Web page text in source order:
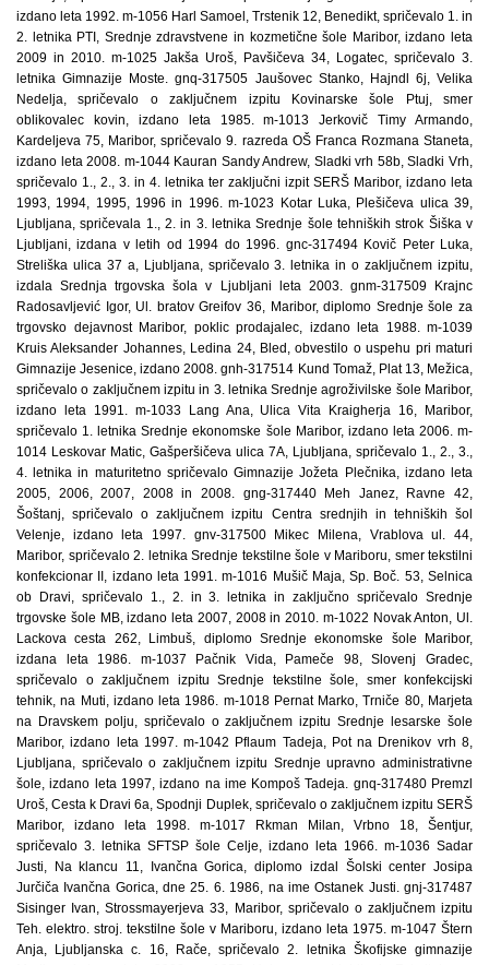
izdano leta 1992. m-1056 Harl Samoel, Trstenik 12, Benedikt, spričevalo 1. in
2. letnika PTI, Srednje zdravstvene in kozmetične šole Maribor, izdano leta
2009 in 2010. m-1025 Jakša Uroš, Pavšičeva 34, Logatec, spričevalo 3.
letnika Gimnazije Moste. gnq-317505 Jaušovec Stanko, Hajndl 6j, Velika
Nedelja, spričevalo o zaključnem izpitu Kovinarske šole Ptuj, smer
oblikovalec kovin, izdano leta 1985. m-1013 Jerkovič Timy Armando,
Kardeljeva 75, Maribor, spričevalo 9. razreda OŠ Franca Rozmana Staneta,
izdano leta 2008. m-1044 Kauran Sandy Andrew, Sladki vrh 58b, Sladki Vrh,
spričevalo 1., 2., 3. in 4. letnika ter zaključni izpit SERŠ Maribor, izdano leta
1993, 1994, 1995, 1996 in 1996. m-1023 Kotar Luka, Plešičeva ulica 39,
Ljubljana, spričevala 1., 2. in 3. letnika Srednje šole tehniških strok Šiška v
Ljubljani, izdana v letih od 1994 do 1996. gnc-317494 Kovič Peter Luka,
Streliška ulica 37 a, Ljubljana, spričevalo 3. letnika in o zaključnem izpitu,
izdala Srednja trgovska šola v Ljubljani leta 2003. gnm-317509 Krajnc
Radosavljević Igor, Ul. bratov Greifov 36, Maribor, diplomo Srednje šole za
trgovsko dejavnost Maribor, poklic prodajalec, izdano leta 1988. m-1039
Kruis Aleksander Johannes, Ledina 24, Bled, obvestilo o uspehu pri maturi
Gimnazije Jesenice, izdano 2008. gnh-317514 Kund Tomaž, Plat 13, Mežica,
spričevalo o zaključnem izpitu in 3. letnika Srednje agroživilske šole Maribor,
izdano leta 1991. m-1033 Lang Ana, Ulica Vita Kraigherja 16, Maribor,
spričevalo 1. letnika Srednje ekonomske šole Maribor, izdano leta 2006. m-
1014 Leskovar Matic, Gašperšičeva ulica 7A, Ljubljana, spričevalo 1., 2., 3.,
4. letnika in maturitetno spričevalo Gimnazije Jožeta Plečnika, izdano leta
2005, 2006, 2007, 2008 in 2008. gng-317440 Meh Janez, Ravne 42,
Šoštanj, spričevalo o zaključnem izpitu Centra srednjih in tehniških šol
Velenje, izdano leta 1997. gnv-317500 Mikec Milena, Vrablova ul. 44,
Maribor, spričevalo 2. letnika Srednje tekstilne šole v Mariboru, smer tekstilni
konfekcionar II, izdano leta 1991. m-1016 Mušič Maja, Sp. Boč. 53, Selnica
ob Dravi, spričevalo 1., 2. in 3. letnika in zaključno spričevalo Srednje
trgovske šole MB, izdano leta 2007, 2008 in 2010. m-1022 Novak Anton, Ul.
Lackova cesta 262, Limbuš, diplomo Srednje ekonomske šole Maribor,
izdana leta 1986. m-1037 Pačnik Vida, Pameče 98, Slovenj Gradec,
spričevalo o zaključnem izpitu Srednje tekstilne šole, smer konfekcijski
tehnik, na Muti, izdano leta 1986. m-1018 Pernat Marko, Trniče 80, Marjeta
na Dravskem polju, spričevalo o zaključnem izpitu Srednje lesarske šole
Maribor, izdano leta 1997. m-1042 Pflaum Tadeja, Pot na Drenikov vrh 8,
Ljubljana, spričevalo o zaključnem izpitu Srednje upravno administrativne
šole, izdano leta 1997, izdano na ime Kompoš Tadeja. gnq-317480 Premzl
Uroš, Cesta k Dravi 6a, Spodnji Duplek, spričevalo o zaključnem izpitu SERŠ
Maribor, izdano leta 1998. m-1017 Rkman Milan, Vrbno 18, Šentjur,
spričevalo 3. letnika SFTSP šole Celje, izdano leta 1966. m-1036 Sadar
Justi, Na klancu 11, Ivančna Gorica, diplomo izdal Šolski center Josipa
Jurčiča Ivančna Gorica, dne 25. 6. 1986, na ime Ostanek Justi. gnj-317487
Sisinger Ivan, Strossmayerjeva 33, Maribor, spričevalo o zaključnem izpitu
Teh. elektro. stroj. tekstilne šole v Mariboru, izdano leta 1975. m-1047 Štern
Anja, Ljubljanska c. 16, Rače, spričevalo 2. letnika Škofijske gimnazije